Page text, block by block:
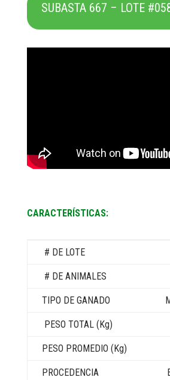
SUBASTA 667 – LOTE
CARACTERÍSTICAS: